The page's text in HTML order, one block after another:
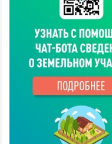
исчерпывающим.
Документы,
составленные на
иностранном языке,
подлежат переводу
на русский язык.
Верность перевода и